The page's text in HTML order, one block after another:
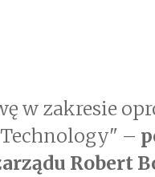
w zakresie
–
Robert